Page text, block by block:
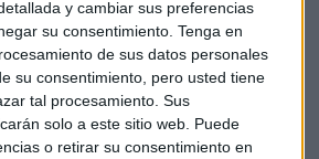
y cambiar sus preferencias
su consentimiento. Tenga en
de sus datos personales
su consentimiento, pero usted tiene
tal procesamiento. Sus
solo a este sitio web. Puede
o retirar su consentimiento en
de crecimiento en Europa y la
La semana pasada eleuro
y está en 1,0872.
empresariales